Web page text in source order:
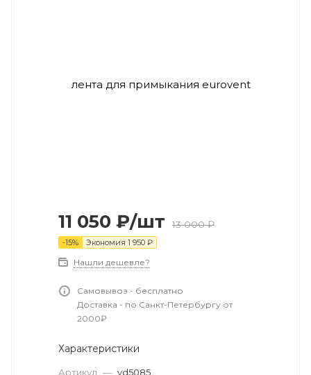
11 050 ₽/шт 13 000₽
-15% Экономия 1 950 ₽
Нашли дешевле?
Самовывоз - бесплатно
Доставка - по Санкт-Петербургу от
2000₽
Характеристики
Артикул — vd5085